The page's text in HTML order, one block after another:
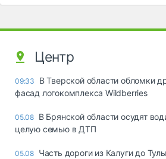
Центр
09:33
В Тверской области обломки
фасад логокомплекса Wildberries
05.08 В Брянской области осудят
целую семью в ДТП
05.08 Часть дороги из Калуги до